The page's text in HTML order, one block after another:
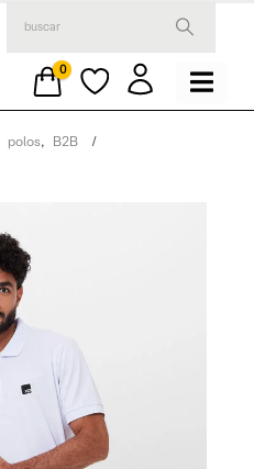
0
polos, B2B